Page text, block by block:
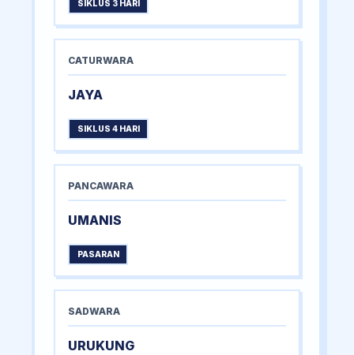
SIKLUS 3 HARI
CATURWARA
JAYA
SIKLUS 4 HARI
PANCAWARA
UMANIS
PASARAN
SADWARA
URUKUNG